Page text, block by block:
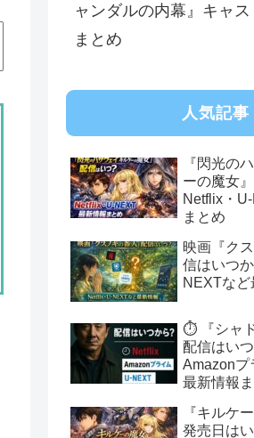
ャンダルの内幕』キャ
まとめ
人気記事
『閃光の
ーの魔女
Netflix・
まとめ
映画『ク
信はいつ
NEXTな
⏱️ 『シャ
配信はい
Amazonプ
最新情報
『キルケ
発売日は